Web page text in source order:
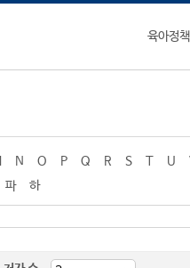
육아정
N O P Q R S T U
파
하